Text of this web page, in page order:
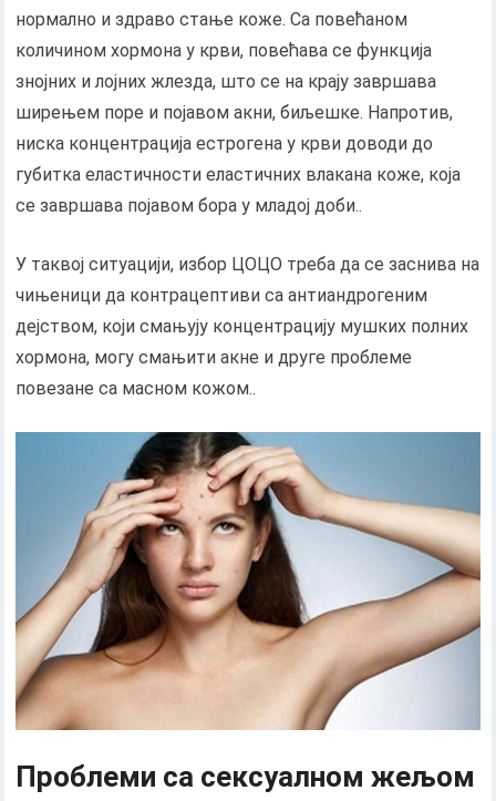
нормално и здраво стање коже. Са повећаном
количином хормона у крви, повећава се функција
знојних и лојних жлезда, што се на крају завршава
ширењем поре и појавом акни, биљешке. Напротив,
ниска концентрација естрогена у крви доводи до
губитка еластичности еластичних влакана коже, која
се завршава појавом бора у младој доби..
У таквој ситуацији, избор ЦОЦО треба да се заснива на
чињеници да контрацептиви са антиандрогеним
дејством, који смањују концентрацију мушких полних
хормона, могу смањити акне и друге проблеме
повезане са масном кожом..
Проблеми са сексуалном жељом